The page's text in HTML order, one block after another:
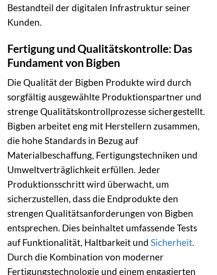
Bestandteil der digitalen Infrastruktur seiner
Kunden.
Fertigung und Qualitätskontrolle: Das
Fundament von Bigben
Die Qualität der Bigben Produkte wird durch
sorgfältig ausgewählte Produktionspartner und
strenge Qualitätskontrollprozesse sichergestellt.
Bigben arbeitet eng mit Herstellern zusammen,
die hohe Standards in Bezug auf
Materialbeschaffung, Fertigungstechniken und
Umweltverträglichkeit erfüllen. Jeder
Produktionsschritt wird überwacht, um
sicherzustellen, dass die Endprodukte den
strengen Qualitätsanforderungen von Bigben
entsprechen. Dies beinhaltet umfassende Tests
auf Funktionalität, Haltbarkeit und Sicherheit.
Durch die Kombination von moderner
Fertigungstechnologie und einem engagierten